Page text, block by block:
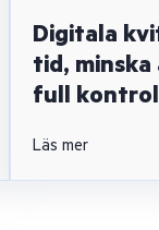
Digitala
tid,
full
Läs mer